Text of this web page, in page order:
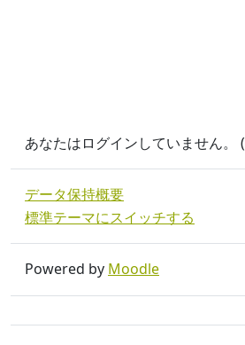
あなたはログインしていません。 (
データ保持概要
標準テーマにスイッチする
Powered by Moodle